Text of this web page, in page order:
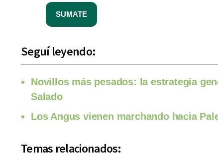
SUMATE
Seguí leyendo:
Novillos más pesados: la estrategia
Salado
Los Angus vienen marchando hacia
Temas relacionados: